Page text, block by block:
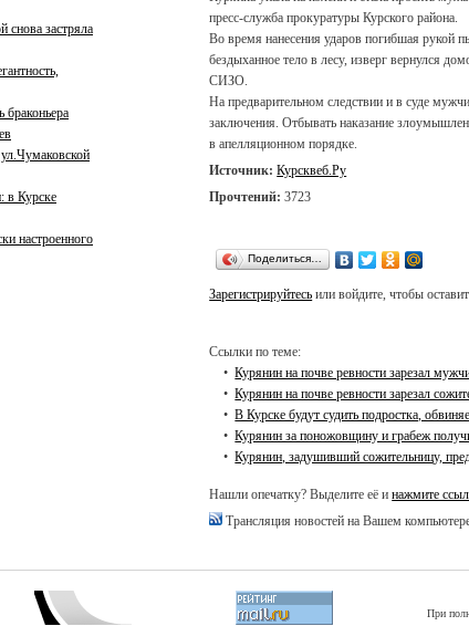
пресс-служба прокуратуры Курского района.
Во время нанесения ударов погибшая рукой
бездыханное тело в лесу, изверг вернулся
СИЗО.
На предварительном следствии и в суде
заключения. Отбывать наказание
в апелляционном порядке.
Источник: Курсквеб.Ру
Прочтений: 3723
Поделиться…
Зарегистрируйтесь или войдите, чтобы
Ссылки по теме:
Курянин на почве ревности зарезал
Курянин на почве ревности зарезал
В Курске будут судить подростка,
Курянин за поножовщину и грабеж
Курянин, задушивший сожительницу,
Нашли опечатку? Выделите её инажмите
Трансляция новостей на Вашем
снова застряла
браконьера
в Курске
настроенного
При